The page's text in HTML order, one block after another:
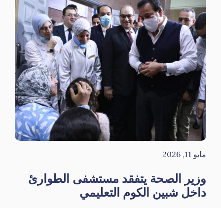
مايو 11, 2026
وزير الصحة يتفقد مستشفى الطوارئ
داخل شبين الكوم التعليمي